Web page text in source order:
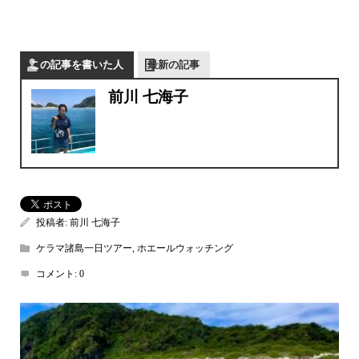
この記事を書いた人 最新の記事
前川 七海子
投稿者: 前川 七海子
ケラマ諸島一日ツアー ホエールウォッチング
コメント: 0